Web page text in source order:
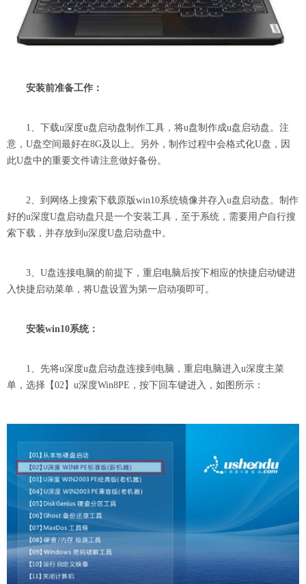
安装前准备工作：
1、下载u深度u盘启动盘制作工具，将u盘制作成u盘启动盘。注
意，U盘空间最好在8G及以上。另外，制作过程中会格式化U盘，因
此U盘中的重要文件请注意做好备份。
2、到网络上搜索下载原版win10系统镜像并存入u盘启动盘。制作
好的u深度U盘启动盘只是一个安装工具，至于系统，需要用户自行搜
索下载，并存放到u深度U盘启动盘中。
3、U盘连接电脑的前提下，重启电脑后按下相应的快捷启动键进
入快捷启动菜单，将U盘设置为第一启动项即可。
安装win10系统：
1、先将u深度u盘启动盘连接到电脑，重启电脑进入u深度主菜
单，选择【02】u深度Win8PE，按下回车键进入，如图所示：